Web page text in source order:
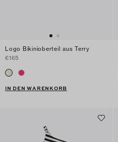
Logo Bikinioberteil aus Terry
€165
IN DEN WARENKORB